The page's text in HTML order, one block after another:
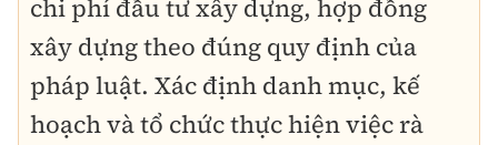
chi phí đầu tư xây dựng, hợp đồng
xây dựng theo đúng quy định của
pháp luật. Xác định danh mục, kế
hoạch và tổ chức thực hiện việc rà